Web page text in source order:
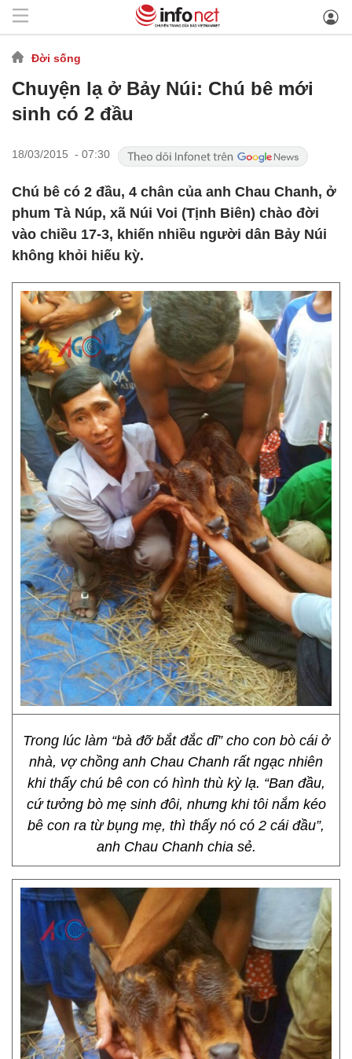
Đời sống
Chuyện lạ ở Bảy Núi: Chú bê mới
sinh có 2 đầu
18/03/2015 - 07:30
Chú bê có 2 đầu, 4 chân của anh Chau Chanh, ở
phum Tà Núp, xã Núi Voi (Tịnh Biên) chào đời
vào chiều 17-3, khiến nhiều người dân Bảy Núi
không khỏi hiếu kỳ.
Trong lúc làm “bà đỡ bắt đắc dĩ” cho con bò cái ở
nhà, vợ chồng anh Chau Chanh rất ngạc nhiên
khi thấy chú bê con có hình thù kỳ lạ. “Ban đầu,
cứ tưởng bò mẹ sinh đôi, nhưng khi tôi nắm kéo
bê con ra từ bụng mẹ, thì thấy nó có 2 cái đầu”,
anh Chau Chanh chia sẻ.